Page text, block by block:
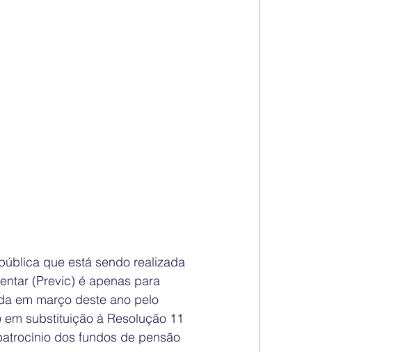
que está sendo realizada
(Previc) é apenas para
em março deste ano pelo
substituição à Resolução 11
dos fundos de pensão